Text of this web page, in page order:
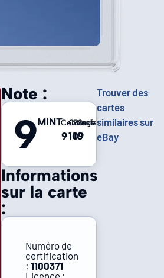
Informations
sur la carte
:
Numéro de
certification
: 1100371
Licence :
Note :
9MINTCentrage
9
Coins
10
Bords
10
Surface
9
Trouver des
cartes
similaires sur
eBay